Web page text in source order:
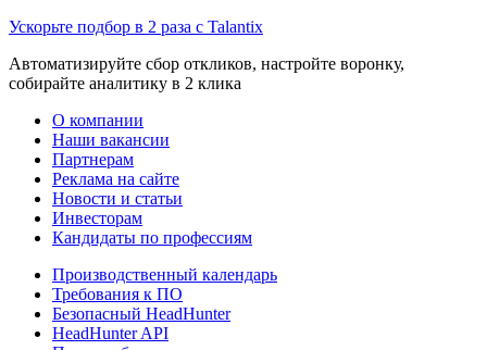
Ускорьте подбор в 2 раза с Talantix
Автоматизируйте сбор откликов, настройте воронку,
собирайте аналитику в 2 клика
О компании
Наши вакансии
Партнерам
Реклама на сайте
Новости и статьи
Инвесторам
Кандидаты по профессиям
Производственный календарь
Требования к ПО
Безопасный HeadHunter
HeadHunter API